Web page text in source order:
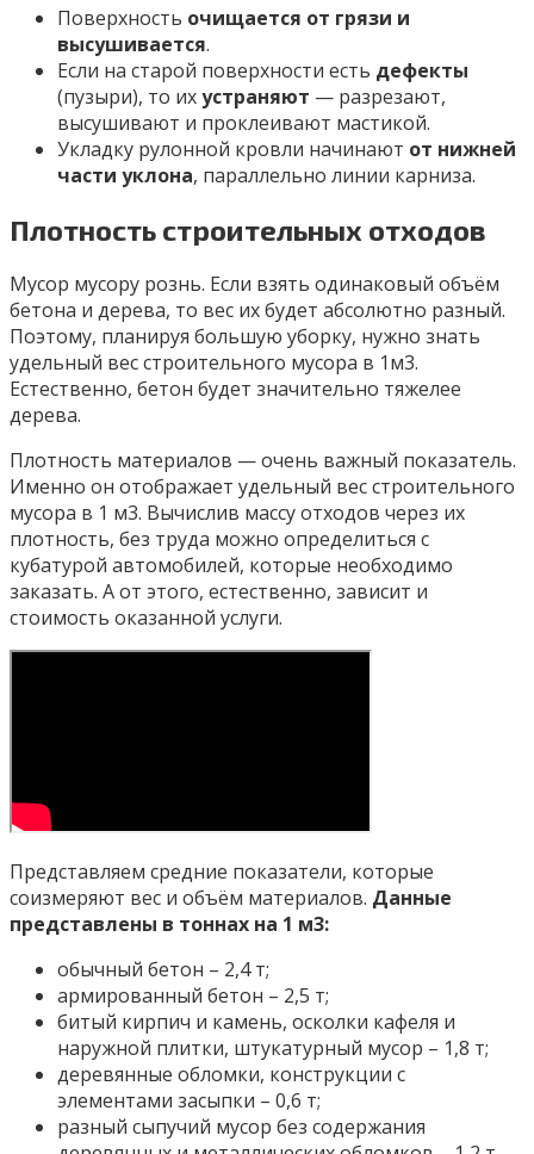
Поверхность очищается от грязи и
высушивается.
Если на старой поверхности есть дефекты
(пузыри), то ихустраняют — разрезают,
высушивают и проклеивают мастикой.
Укладку рулонной кровли начинают от нижней
части уклона, параллельно линии карниза.
Плотность строительных отходов
Мусор мусору рознь. Если взять одинаковый объём
бетона и дерева, то вес их будет абсолютно разный.
Поэтому, планируя большую уборку, нужно знать
удельный вес строительного мусора в 1м3.
Естественно, бетон будет значительно тяжелее
дерева.
Плотность материалов — очень важный показатель.
Именно он отображает удельный вес строительного
мусора в 1 м3. Вычислив массу отходов через их
плотность, без труда можно определиться с
кубатурой автомобилей, которые необходимо
заказать. А от этого, естественно, зависит и
стоимость оказанной услуги.
Представляем средние показатели, которые
соизмеряют вес и объём материалов. Данные
представлены в тоннах на 1 м3:
обычный бетон – 2,4 т;
армированный бетон – 2,5 т;
битый кирпич и камень, осколки кафеля и
наружной плитки, штукатурный мусор – 1,8 т;
деревянные обломки, конструкции с
элементами засыпки – 0,6 т;
разный сыпучий мусор без содержания